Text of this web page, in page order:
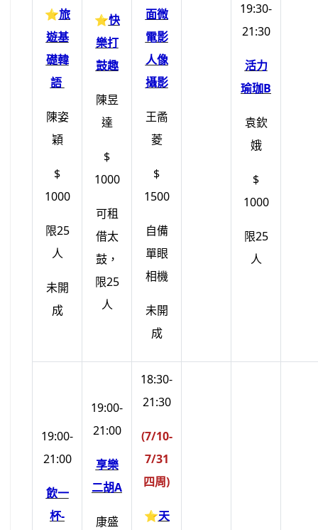
⭐旅
遊基
礎韓
語
陳姿
穎
$
1000
限25
人
未開
成
⭐快
樂打
鼓趣
陳昱
達
$
1000
可租
借太
鼓，
限25
人
面微
電影
人像
攝影
王矞
菱
$
1500
自備
單眼
相機
未開
成
19:30-
21:30
活力
瑜珈B
袁欽
娥
$
1000
限25
人
19:00-
21:00
飲一
杯-
19:00-
21:00
享樂
二胡A
康盛
18:30-
21:30
(7/10-
7/31
四周)
⭐天